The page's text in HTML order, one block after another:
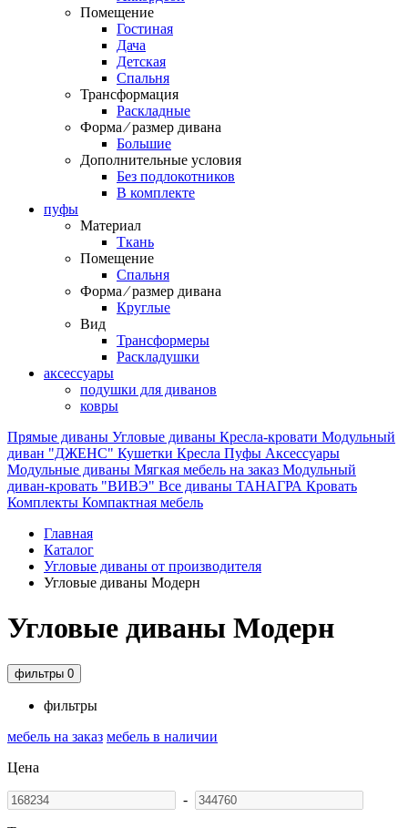
Помещение
Гостиная
Дача
Детская
Спальня
Трансформация
Раскладные
Форма ⁄ размер дивана
Большие
Дополнительные условия
Без подлокотников
В комплекте
пуфы
Материал
Ткань
Помещение
Спальня
Форма ⁄ размер дивана
Круглые
Вид
Трансформеры
Раскладушки
аксессуары
подушки для диванов
ковры
Прямые диваны Угловые диваны Кресла-кровати Модульный
диван "ДЖЕНС" Кушетки Кресла Пуфы Аксессуары
Модульные диваны Мягкая мебель на заказ Модульный
диван-кровать "ВИВЭ" Все диваны ТАНАГРА Кровать
Комплекты Компактная мебель
Главная
Каталог
Угловые диваны от производителя
Угловые диваны Модерн
Угловые диваны Модерн
фильтры 0
фильтры
мебель на заказ мебель в наличии
Цена
-